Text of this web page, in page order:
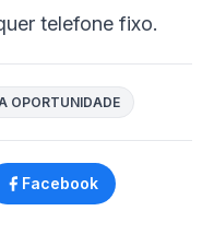
telefone fixo.
OPORTUNIDADE
Facebook